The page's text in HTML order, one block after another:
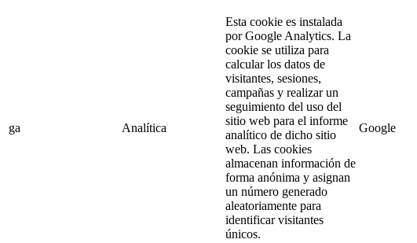
ga Analítica
Esta cookie es instalada
por Google Analytics. La
cookie se utiliza para
calcular los datos de
visitantes, sesiones,
campañas y realizar un
seguimiento del uso del
sitio web para el informe
analítico de dicho sitio
web. Las cookies
almacenan información de
forma anónima y asignan
un número generado
aleatoriamente para
identificar visitantes
únicos.
Google